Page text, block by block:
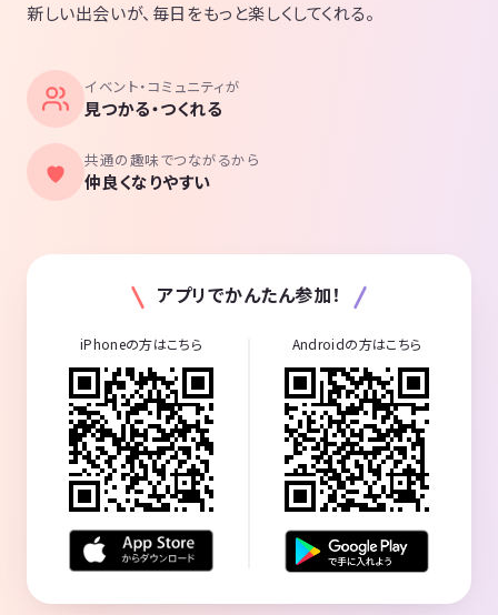
新しい出会いが、毎日をもっと楽しくしてくれる。
イベント・コミュニティが
見つかる・つくれる
共通の趣味でつながるから
仲良くなりやすい
アプリでかんたん参加！
iPhoneの方はこちら Androidの方はこちら